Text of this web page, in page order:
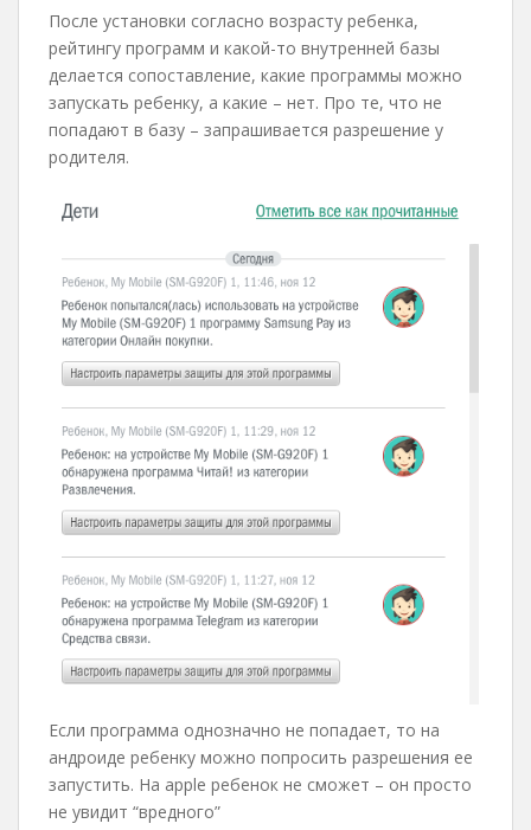
После установки согласно возрасту ребенка,
рейтингу программ и какой-то внутренней базы
делается сопоставление, какие программы можно
запускать ребенку, а какие – нет. Про те, что не
попадают в базу – запрашивается разрешение у
родителя.
Если программа однозначно не попадает, то на
андроиде ребенку можно попросить разрешения ее
запустить. На apple ребенок не сможет – он просто
не увидит “вредного”